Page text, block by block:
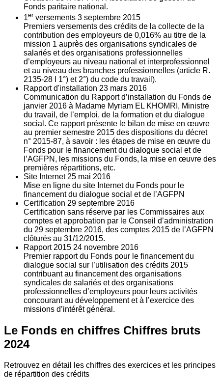
Fonds paritaire national.
1er versements 3 septembre 2015
Premiers versements des crédits de la collecte de la
contribution des employeurs de 0,016% au titre de la
mission 1 auprès des organisations syndicales de
salariés et des organisations professionnelles
d’employeurs au niveau national et interprofessionnel
et au niveau des branches professionnelles (article R.
2135‐28 I 1°) et 2°) du code du travail).
Rapport d'installation 23 mars 2016
Communication du Rapport d’installation du Fonds de
janvier 2016 à Madame Myriam EL KHOMRI, Ministre
du travail, de l’emploi, de la formation et du dialogue
social. Ce rapport présente le bilan de mise en œuvre
au premier semestre 2015 des dispositions du décret
n° 2015-87, à savoir : les étapes de mise en œuvre du
Fonds pour le financement du dialogue social et de
l’AGFPN, les missions du Fonds, la mise en œuvre des
premières répartitions, etc.
Site Internet 25 mai 2016
Mise en ligne du site Internet du Fonds pour le
financement du dialogue social et de l’AGFPN
Certification 29 septembre 2016
Certification sans réserve par les Commissaires aux
comptes et approbation par le Conseil d’administration
du 29 septembre 2016, des comptes 2015 de l’AGFPN
clôturés au 31/12/2015.
Rapport 2015 24 novembre 2016
Premier rapport du Fonds pour le financement du
dialogue social sur l’utilisation des crédits 2015
contribuant au financement des organisations
syndicales de salariés et des organisations
professionnelles d’employeurs pour leurs activités
concourant au développement et à l’exercice des
missions d’intérêt général.
Le Fonds en chiffres Chiffres bruts
2024
Retrouvez en détail les chiffres des exercices et les principes
de répartition des crédits